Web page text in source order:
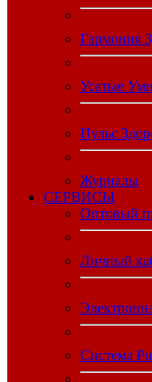
Гармония
Усатые
Пульс
Журналы
CЕРВИСЫ
Оптовый
Личный
Система